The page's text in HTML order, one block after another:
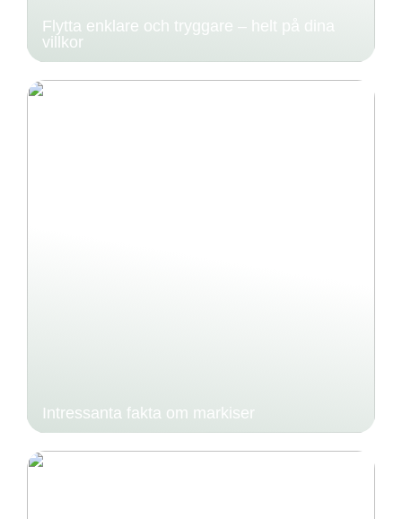
Flytta enklare och tryggare – helt på dina
villkor
Intressanta fakta om markiser